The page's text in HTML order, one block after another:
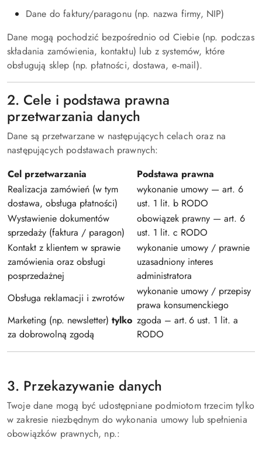
Dane do faktury/paragonu (np. nazwa firmy, NIP)
Dane mogą pochodzić bezpośrednio od Ciebie (np. podczas
składania zamówienia, kontaktu) lub z systemów, które
obsługują sklep (np. płatności, dostawa, e‑mail).
2. Cele i podstawa prawna
przetwarzania danych
Dane są przetwarzane w następujących celach oraz na
następujących podstawach prawnych:
Cel przetwarzania
Podstawa prawna
Realizacja zamówień (w tym
dostawa, obsługa płatności)
wykonanie umowy — art. 6
ust. 1 lit. b RODO
Wystawienie dokumentów
sprzedaży (faktura / paragon)
obowiązek prawny — art. 6
ust. 1 lit. c RODO
Kontakt z klientem w sprawie
zamówienia oraz obsługi
posprzedażnej
wykonanie umowy / prawnie
uzasadniony interes
administratora
Obsługa reklamacji i zwrotów
wykonanie umowy / przepisy
prawa konsumenckiego
Marketing (np. newsletter) tylko
za dobrowolną zgodą
zgoda – art. 6 ust. 1 lit. a
RODO
3. Przekazywanie danych
Twoje dane mogą być udostępniane podmiotom trzecim tylko
w zakresie niezbędnym do wykonania umowy lub spełnienia
obowiązków prawnych, np.: